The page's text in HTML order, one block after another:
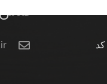
کد
تماس